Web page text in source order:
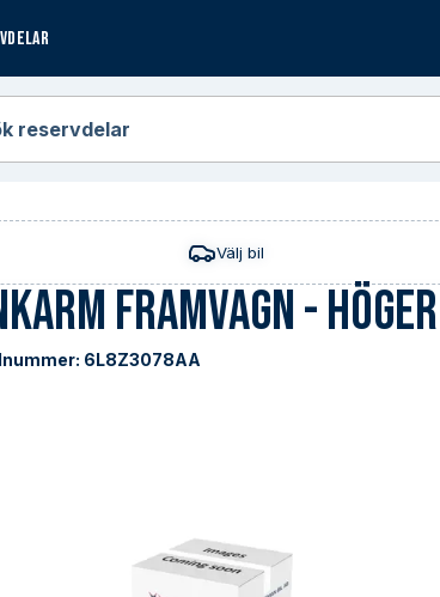
reservdelar
Välj bil
Framvagn - Höger
6L8Z3078AA